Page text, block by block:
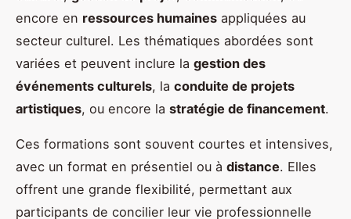
encore en ressources humaines appliquées au
secteur culturel. Les thématiques abordées sont
variées et peuvent inclure la gestion des
événements culturels, la conduite de projets
artistiques, ou encore la stratégie de financement.
Ces formations sont souvent courtes et intensives,
avec un format en présentiel ou à distance. Elles
offrent une grande flexibilité, permettant aux
participants de concilier leur vie professionnelle